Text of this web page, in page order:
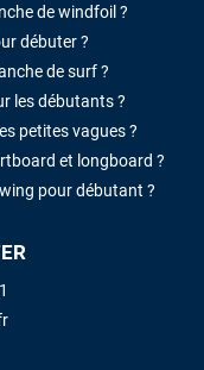
de windfoil ?
débuter ?
de surf ?
les débutants ?
petites vagues ?
et longboard ?
pour débutant ?